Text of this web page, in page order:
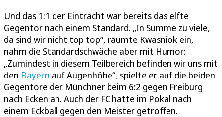
Und das 1:1 der Eintracht war bereits das elfte
Gegentor nach einem Standard. „In Summe zu viele,
da sind wir nicht top top“, räumte Kwasniok ein,
nahm die Standardschwäche aber mit Humor:
„Zumindest in diesem Teilbereich befinden wir uns mit
den Bayern auf Augenhöhe“, spielte er auf die beiden
Gegentore der Münchner beim 6:2 gegen Freiburg
nach Ecken an. Auch der FC hatte im Pokal nach
einem Eckball gegen den Meister getroffen.